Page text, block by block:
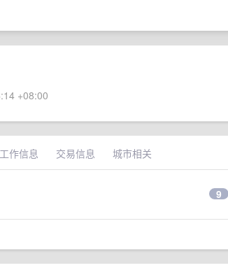
+08:00
工作信息 交易信息 城市相关
9